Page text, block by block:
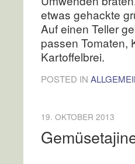
etwas gehackte
Auf einen Teller
passen Tomaten,
Kartoffelbrei.
POSTED IN
19. OKTOBER 2013